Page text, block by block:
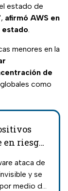
estado de
afirmó AWS en
estado.
menores en la
de
globales como
en riesgo!
ataca de
y se
medio de